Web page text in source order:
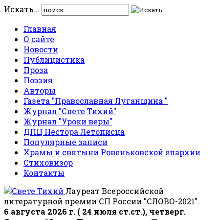
Искать...
Главная
О сайте
Новости
Публицистика
Проза
Поэзия
Авторы
Газета "Православная Луганщина "
Журнал "Свете Тихий"
Журнал "Уроки веры"
ДПЦ Нестора Летописца
Популярные записи
Храмы и святыни Ровеньковской епархии
Стиховизор
Контакты
Лауреат Всероссийской
литературной премии СП России "СЛОВО-2021".
6 августа 2026 г. ( 24 июля ст.ст.), четверг.